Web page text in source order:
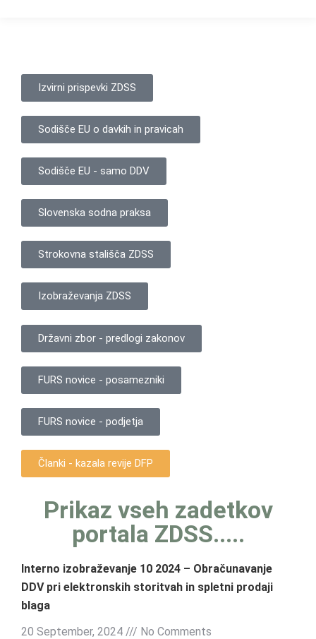
Izvirni prispevki ZDSS
Sodišče EU o davkih in pravicah
Sodišče EU - samo DDV
Slovenska sodna praksa
Strokovna stališča ZDSS
Izobraževanja ZDSS
Državni zbor - predlogi zakonov
FURS novice - posamezniki
FURS novice - podjetja
Članki - kazala revije DFP
Prikaz vseh zadetkov
portala ZDSS.....
Interno izobraževanje 10 2024 – Obračunavanje
DDV pri elektronskih storitvah in spletni prodaji
blaga
20 September, 2024
No Comments